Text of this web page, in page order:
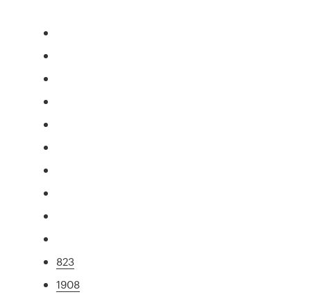
823
1908